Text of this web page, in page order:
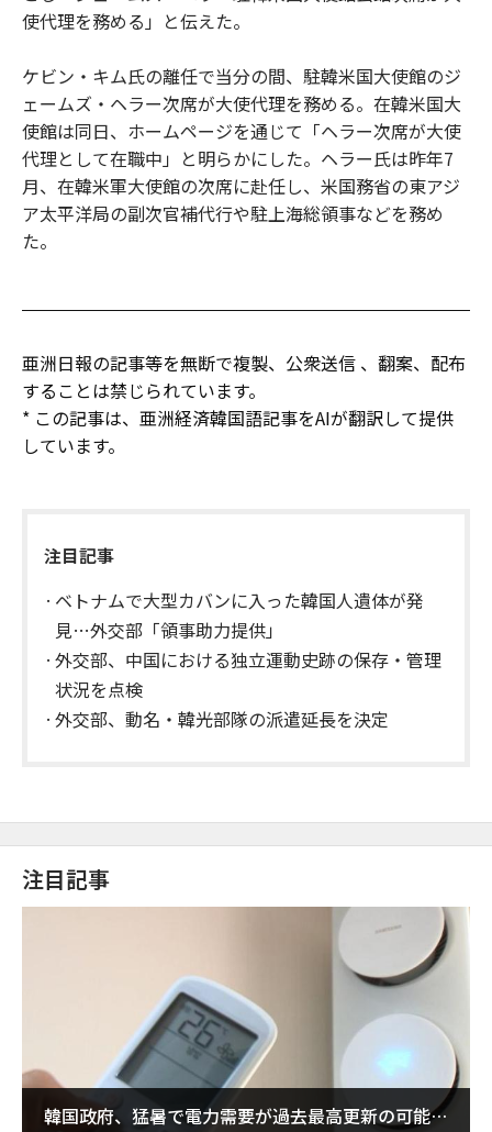
使代理を務める」と伝えた。
ケビン・キム氏の離任で当分の間、駐韓米国大使館のジ
ェームズ・ヘラー次席が大使代理を務める。在韓米国大
使館は同日、ホームページを通じて「ヘラー次席が大使
代理として在職中」と明らかにした。ヘラー氏は昨年7
月、在韓米軍大使館の次席に赴任し、米国務省の東アジ
ア太平洋局の副次官補代行や駐上海総領事などを務め
た。
亜洲日報の記事等を無断で複製、公衆送信 、翻案、配布
することは禁じられています。
* この記事は、亜洲経済韓国語記事をAIが翻訳して提供
しています。
注目記事
ベトナムで大型カバンに入った韓国人遺体が発
見…外交部「領事助力提供」
外交部、中国における独立運動史跡の保存・管理
状況を点検
外交部、動名・韓光部隊の派遣延長を決定
注目記事
韓国政府、猛暑で電力需要が過去最高更新の可能性